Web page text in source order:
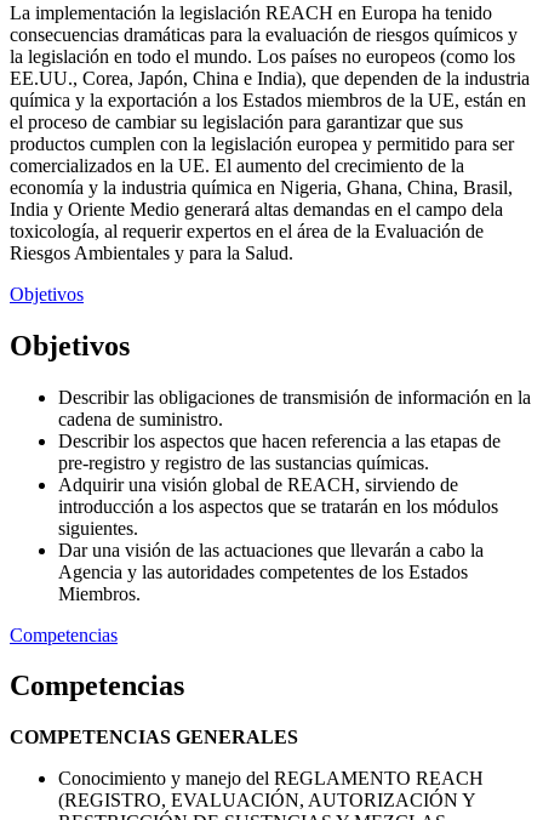
La implementación la legislación REACH en Europa ha tenido
consecuencias dramáticas para la evaluación de riesgos químicos y
la legislación en todo el mundo. Los países no europeos (como los
EE.UU., Corea, Japón, China e India), que dependen de la industria
química y la exportación a los Estados miembros de la UE, están en
el proceso de cambiar su legislación para garantizar que sus
productos cumplen con la legislación europea y permitido para ser
comercializados en la UE. El aumento del crecimiento de la
economía y la industria química en Nigeria, Ghana, China, Brasil,
India y Oriente Medio generará altas demandas en el campo dela
toxicología, al requerir expertos en el área de la Evaluación de
Riesgos Ambientales y para la Salud.
Objetivos
Objetivos
Describir las obligaciones de transmisión de información en la
cadena de suministro.
Describir los aspectos que hacen referencia a las etapas de
pre-registro y registro de las sustancias químicas.
Adquirir una visión global de REACH, sirviendo de
introducción a los aspectos que se tratarán en los módulos
siguientes.
Dar una visión de las actuaciones que llevarán a cabo la
Agencia y las autoridades competentes de los Estados
Miembros.
Competencias
Competencias
COMPETENCIAS GENERALES
Conocimiento y manejo del REGLAMENTO REACH
(REGISTRO, EVALUACIÓN, AUTORIZACIÓN Y